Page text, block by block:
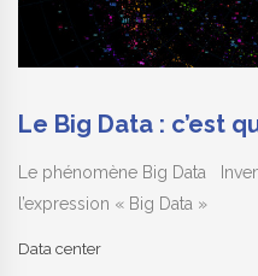
Le Big Data : c’est
Le phénomène Big Data
l’expression « Big Data »
Data center